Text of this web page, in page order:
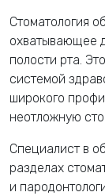
Стоматология
охватывающее
полости рта.
системой
широкого
неотложную
Специалист в
разделах
и